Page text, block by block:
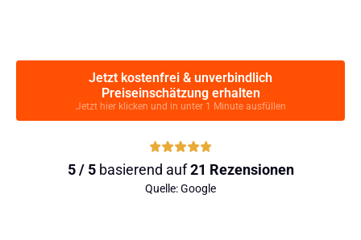
Jetzt kostenfrei & unverbindlich
Preiseinschätzung erhalten
Jetzt hier klicken und in unter 1 Minute ausfüllen
5 / 5basierend auf21 Rezensionen
Quelle: Google